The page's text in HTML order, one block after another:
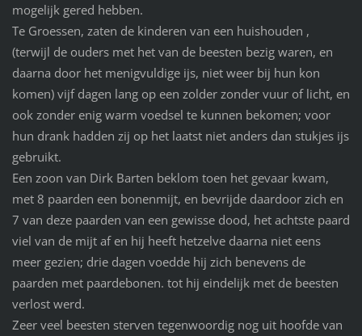
mogelijk gered hebben.
Te Groessen, zaten de kinderen van een huishouden ,
(terwijl de ouders met het van de beesten bezig waren, en
daarna door het menigvuldige ijs, niet weer bij hun kon
komen) vijf dagen lang op een zolder zonder vuur of licht, en
ook zonder enig warm voedsel te kunnen bekomen; voor
hun drank hadden zij op het laatst niet anders dan stukjes ijs
gebruikt.
Een zoon van Dirk Barten beklom toen het gevaar kwam,
met 8 paarden een bonenmijt, en bevrijde daardoor zich en
7 van deze paarden van een gewisse dood, het achtste paard
viel van de mijt af en hij heeft hetzelve daarna niet eens
meer gezien; drie dagen voedde hij zich benevens de
paarden met paardebonen. tot hij eindelijk met de beesten
verlost werd.
Zeer veel beesten sterven tegenwoordig nog uit hoofde van